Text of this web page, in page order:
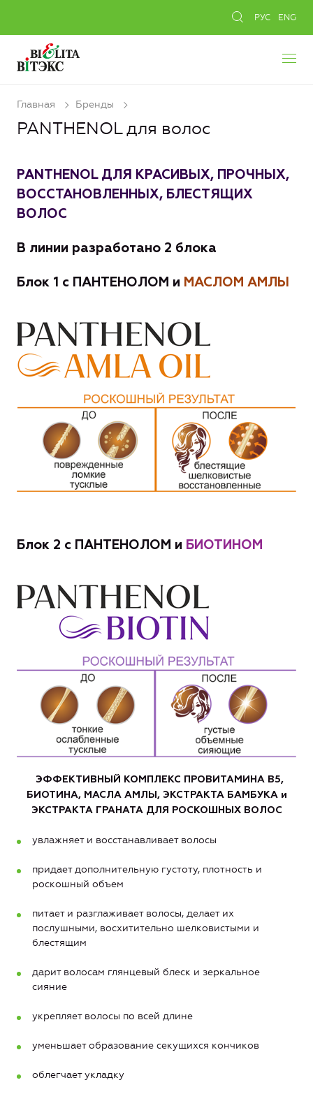
РУС ENG
Главная Бренды
PANTHENOL для волос
PANTHENOL ДЛЯ КРАСИВЫХ, ПРОЧНЫХ,
ВОССТАНОВЛЕННЫХ, БЛЕСТЯЩИХ
ВОЛОС
В линии разработано 2 блока
Блок 1 с ПАНТЕНОЛОМ и МАСЛОМ АМЛЫ
Блок 2 с ПАНТЕНОЛОМ и БИОТИНОМ
ЭФФЕКТИВНЫЙ КОМПЛЕКС ПРОВИТАМИНА B5,
БИОТИНА, МАСЛА АМЛЫ, ЭКСТРАКТА БАМБУКА и
ЭКСТРАКТА ГРАНАТА ДЛЯ РОСКОШНЫХ ВОЛОС
увлажняет и восстанавливает волосы
придает дополнительную густоту, плотность и
роскошный объем
питает и разглаживает волосы, делает их
послушными, восхитительно шелковистыми и
блестящим
дарит волосам глянцевый блеск и зеркальное
сияние
укрепляет волосы по всей длине
уменьшает образование секущихся кончиков
облегчает укладку